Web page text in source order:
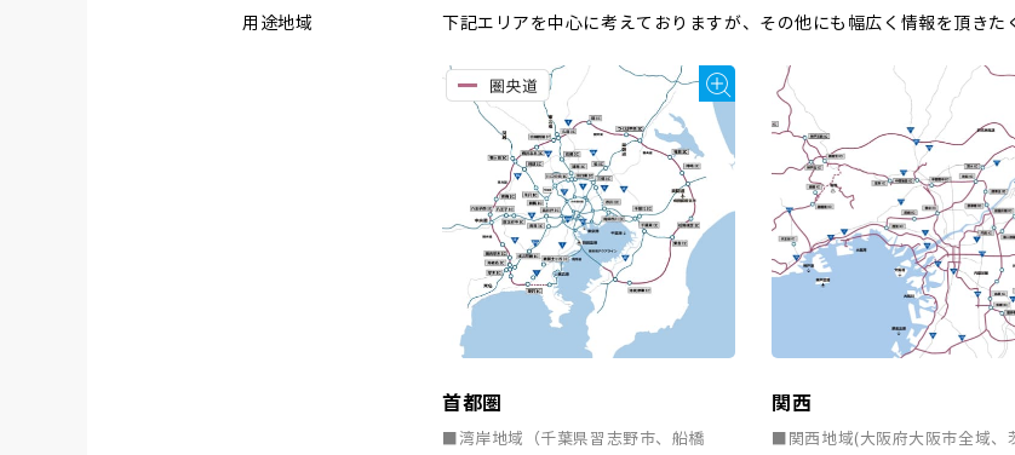
用途地域 下記エリアを中心に考えておりますが、その他にも幅広く情報を頂きた
首都圏
■湾岸地域（千葉県習志野市、船橋
関西
■関西地域(大阪府大阪市全域、